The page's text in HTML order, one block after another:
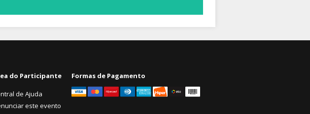
do Participante
de Ajuda
este evento
Formas de Pagamento